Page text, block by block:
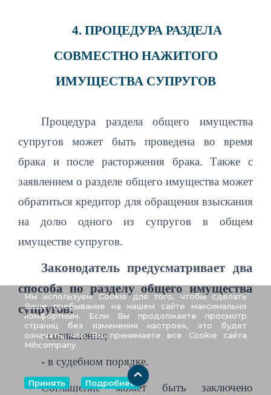
4. ПРОЦЕДУРА РАЗДЕЛА
СОВМЕСТНО НАЖИТОГО
ИМУЩЕСТВА СУПРУГОВ
Процедура раздела общего имущества
супругов может быть проведена во время
брака и после расторжения брака. Также с
заявлением о разделе общего имущества может
обратиться кредитор для обращения взыскания
на долю одного из супругов в общем
имуществе супругов.
Законодатель предусматривает два
способа по разделу общего имущества
супругов:
- соглашение;
- в судебном порядке.
Соглашение может быть заключено
Мы используем Cookie для того, чтобы сделать
Ваше пребывание на нашем сайте максимально
комфортным. Если Вы продолжаете просмотр
страниц без изменения настроек, это будет
означать, что Вы принимаете все Cookie сайта
Mihcompany.
Принять Подробнее